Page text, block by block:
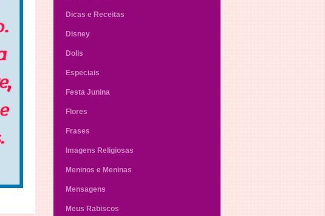
Dicas e Receitas
Disney
Dolls
Especiais
Festa Junina
Flores
Frases
Imagens Religiosas
Meninos e Meninas
Mensagens
Meus Rabiscos